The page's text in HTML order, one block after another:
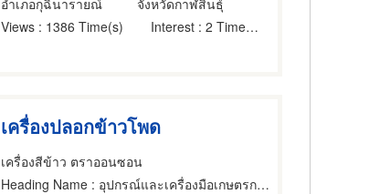
Views : 1386 Time(s) Interest : 2 Time(s)
เครื่องปลอกข้าวโพด
เครื่องสีข้าว ตราออนซอน
Heading Name : อุปกรณ์และเครื่องมือเกษตรกรรม,ผู้ติดตั้งเครื่องโม่และเครื่องสี,ขายส่งและผู้ผลิตชิ้นส่วนและอะไหล่เครื่องจักรกล